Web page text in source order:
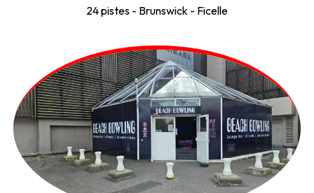
24 pistes - Brunswick - Ficelle